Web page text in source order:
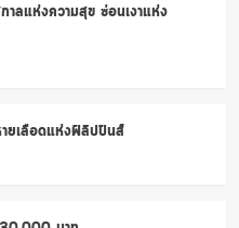
ลแห่งความสุข ซ่อนเงาแห่ง
ยเลือดแห่งฟิลิปปินส์